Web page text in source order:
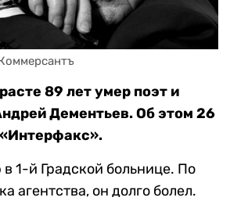
89 лет умер поэт и
Дементьев. Об этом 26
«Интерфакс».
1-й Градской больнице. По
агентства, он долго болел.